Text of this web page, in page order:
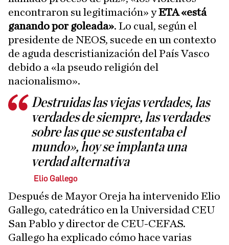
encontraron su legitimación» yETA «está
ganando por goleada». Lo cual, según el
presidente de NEOS, sucede en un contexto
de aguda descristianización del País Vasco
debido a «la pseudo religión del
nacionalismo».
Destruidas las viejas verdades, las
verdades de siempre, las verdades
sobre las que se sustentaba el
mundo», hoy se implanta una
verdad alternativa
Elio Gallego
Después de Mayor Oreja ha intervenido Elio
Gallego, catedrático en la Universidad CEU
San Pablo y director de CEU-CEFAS.
Gallego ha explicado cómo hace varias